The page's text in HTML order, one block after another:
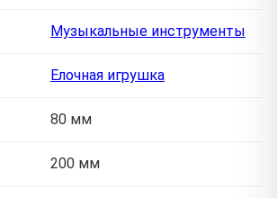
Музыкальные инструменты
Елочная игрушка
80 мм
200 мм